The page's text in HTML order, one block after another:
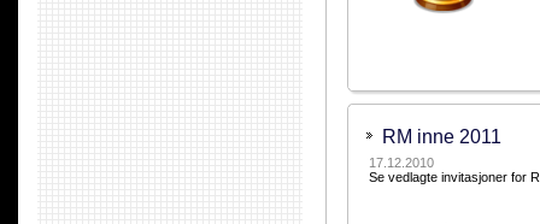
RM inne 2011
17.12.2010
Se vedlagte invitasjoner for